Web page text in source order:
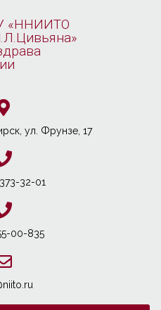
«ННИИТО
ул. Фрунзе, 17
32-01
00-835